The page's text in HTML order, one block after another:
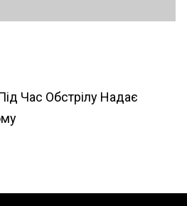
Час Обстрілу Надає